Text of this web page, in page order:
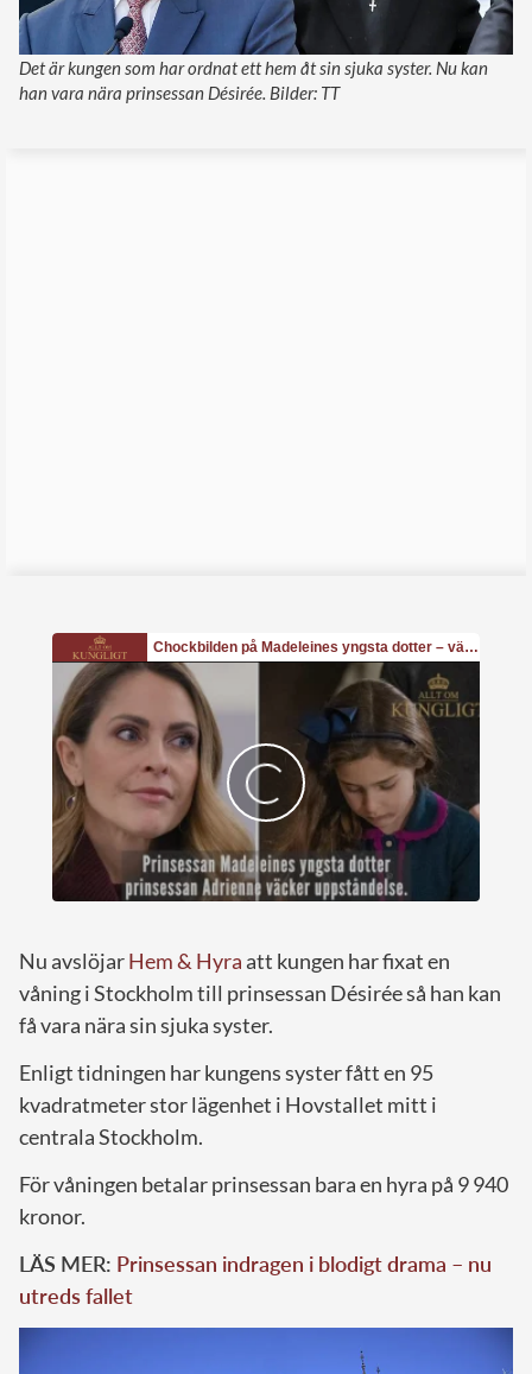
Det är kungen som har ordnat ett hem åt sin sjuka syster. Nu kan
han vara nära prinsessan Désirée. Bilder: TT
Nu avslöjarHem & Hyra att kungen har fixat en
våning i Stockholm till prinsessan Désirée så han kan
få vara nära sin sjuka syster.
Enligt tidningen har kungens syster fått en 95
kvadratmeter stor lägenhet i Hovstallet mitt i
centrala Stockholm.
För våningen betalar prinsessan bara en hyra på 9 940
kronor.
LÄS MER: Prinsessan indragen i blodigt drama – nu
utreds fallet